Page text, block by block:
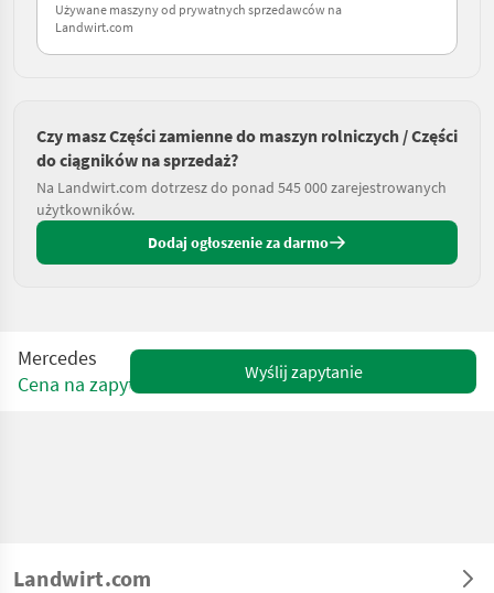
Używane maszyny od prywatnych sprzedawców na
Landwirt.com
Czy masz Części zamienne do maszyn rolniczych / Części
do ciągników na sprzedaż?
Na Landwirt.com dotrzesz do ponad 545 000 zarejestrowanych
użytkowników.
Dodaj ogłoszenie za darmo
Mercedes
Cena na zapytanie
Wyślij zapytanie
Landwirt.com